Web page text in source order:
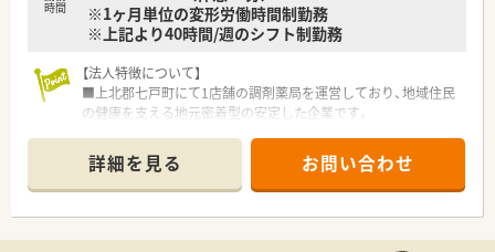
時間
※1ヶ月単位の変形労働時間制勤務
※上記より40時間/週のシフト制勤務
【法人特徴について】
■上北郡七戸町にて1店舗の調剤薬局を運営しており、地域住民
の健康を支える地元密着型の安定した企業です。
め、現場の状況を正しく理解した経営体制が構築されており安心
です。
■調剤ミスを未然に防ぎ、作業効率を向上させるために、最新の
調剤機器を惜しみなく導入する先進的な姿勢を大切にしていま
詳細を見る お問い合わせ